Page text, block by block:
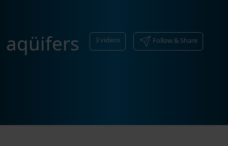
aqüifers 3videos Follow & Share